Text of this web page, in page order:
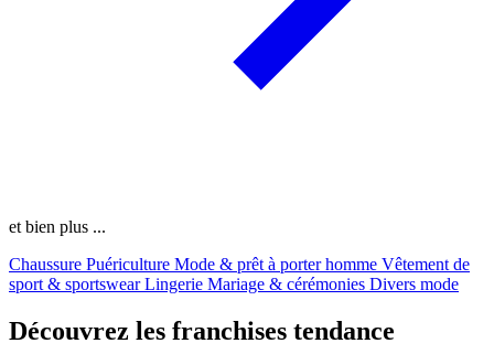
et bien plus ...
Chaussure Puériculture Mode & prêt à porter homme Vêtement de
sport & sportswearLingerie Mariage & cérémonies Divers mode
Découvrez les franchises tendance